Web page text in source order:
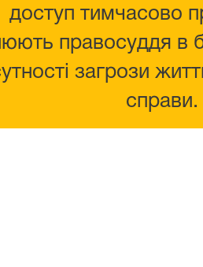
доступ тимчасово
правосуддя в
загрози
справи.